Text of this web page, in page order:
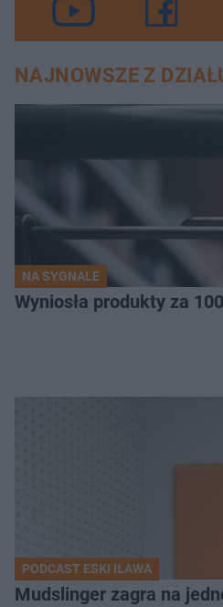
NAJNOWSZE Z
NA SYGNALE
Wyniosła produkty za
PODCAST ESKI IŁAWA
Mudslinger zagra na